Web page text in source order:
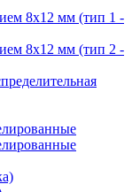
8х12 мм (тип 1 -
8х12 мм (тип 2 -